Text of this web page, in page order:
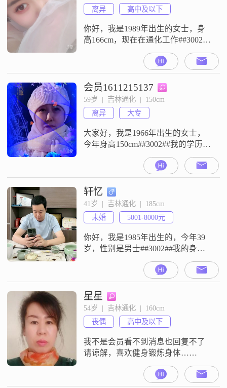
离异
高中及以下
你好，我是1989年出生的女士，身
高166cm，现在在通化工作##3002##
我的月收入在50000元以上，学历是
高中及以下##3002##我是一个热爱
生活的人，家庭观念比较强
##3002##我觉得在感情里应该是双
向付出的，两个人要共同进步，互
相尊重##3002##平时我很看重真诚
沟通，觉得有什么想法直接说出来
比较好#
会员1611215137
59岁  |  吉林通化  |  150cm
离异
大专
大家好，我是1966年出生的女士，
今年身高150cm##3002##我的学历是
大专，现在在通化工作，月收入在
3001到5000元之间##3002##我的性
格比较真诚可靠，平时做人做事都
比较实在##3002##我也算是一个独
立自信的人，习惯自己处理生活中
的大小事情##3002##我觉得在相处
中，互相尊重是非常重要的，不管
轩忆
41岁  |  吉林通化  |  185cm
未婚
5001-8000元
你好，我是1985年出生的，今年39
岁，性别是男士##3002##我的身高
是185cm##3002##我的学历是大专
##3002##我现在的工作地是通化，
月收入在5001元到8000元这个区间
##3002##我是一个随和易相处的
人，平时性格比较真诚可靠
##3002##在生活里，我比较注重生
活品质，也会外出旅行，有时间的
星星
54岁  |  吉林通化  |  160cm
丧偶
高中及以下
我不是会员看不到消息也回复不了
请谅解，喜欢健身锻炼身体……